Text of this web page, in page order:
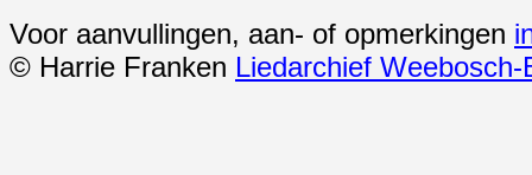
Voor aanvullingen, aan- of opmerkingen
© Harrie Franken Liedarchief Weebosch-